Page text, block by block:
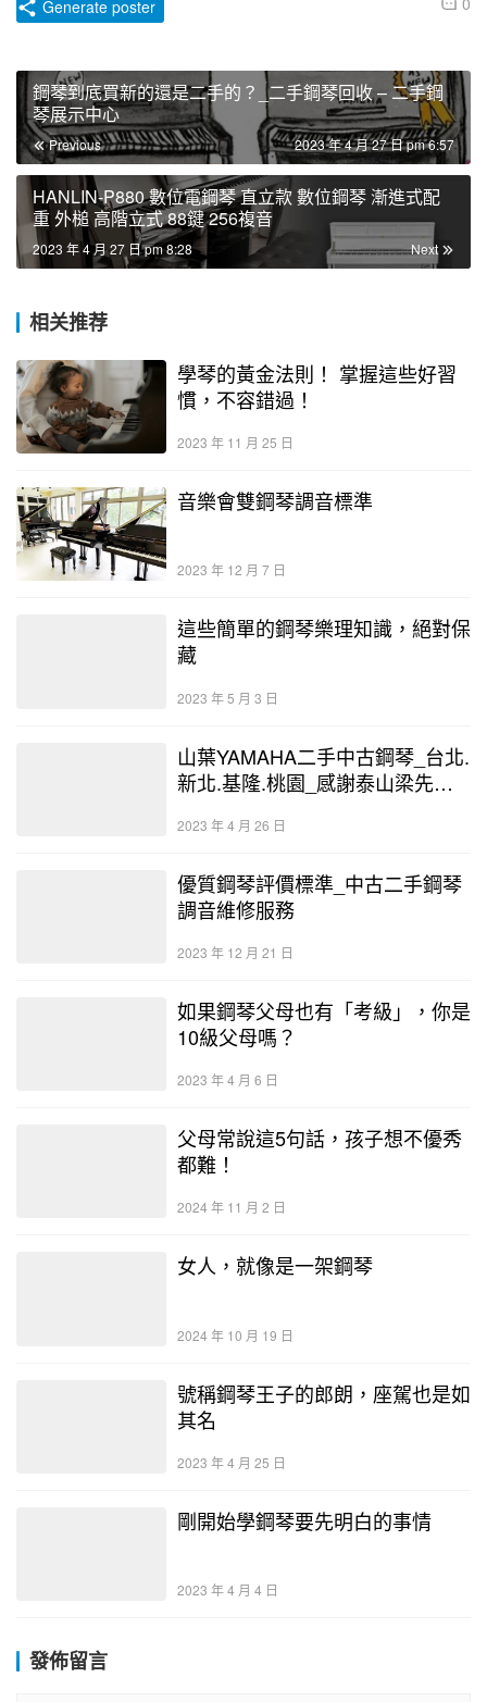
Generate poster
鋼琴到底買新的還是二手的？_二手鋼琴回收 – 二手鋼
琴展示中心
Previous 2023 年 4 月 27 日 pm 6:57
HANLIN-P880 數位電鋼琴 直立款 數位鋼琴 漸進式配
重 外槌 高階立式 88鍵 256複音
Next
2023 年 4 月 27 日 pm 8:28
相关推荐
學琴的黃金法則！ 掌握這些好習
慣，不容錯過！
2023 年 11 月 25 日
音樂會雙鋼琴調音標準
2023 年 12 月 7 日
這些簡單的鋼琴樂理知識，絕對保
藏
2023 年 5 月 3 日
山葉YAMAHA二手中古鋼琴_台北.
新北.基隆.桃園_感謝泰山梁先生
2023 年 4 月 26 日
優質鋼琴評價標準_中古二手鋼琴
調音維修服務
2023 年 12 月 21 日
如果鋼琴父母也有「考級」，你是
10級父母嗎？
2023 年 4 月 6 日
父母常說這5句話，孩子想不優秀
都難！
2024 年 11 月 2 日
女人，就像是一架鋼琴
2024 年 10 月 19 日
號稱鋼琴王子的郎朗，座駕也是如
其名
2023 年 4 月 25 日
剛開始學鋼琴要先明白的事情
2023 年 4 月 4 日
發佈留言